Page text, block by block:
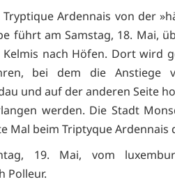
Ardennais von der
führt am Samstag, 18. Mai,
nach Höfen. Dort wird
bei dem die Anstiege
und auf der anderen Seite
werden. Die Stadt
Mal beim Triptyque Ardennais
19. Mai, vom
Polleur.